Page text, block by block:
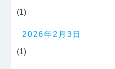
(1)
2026年2月3日
(1)